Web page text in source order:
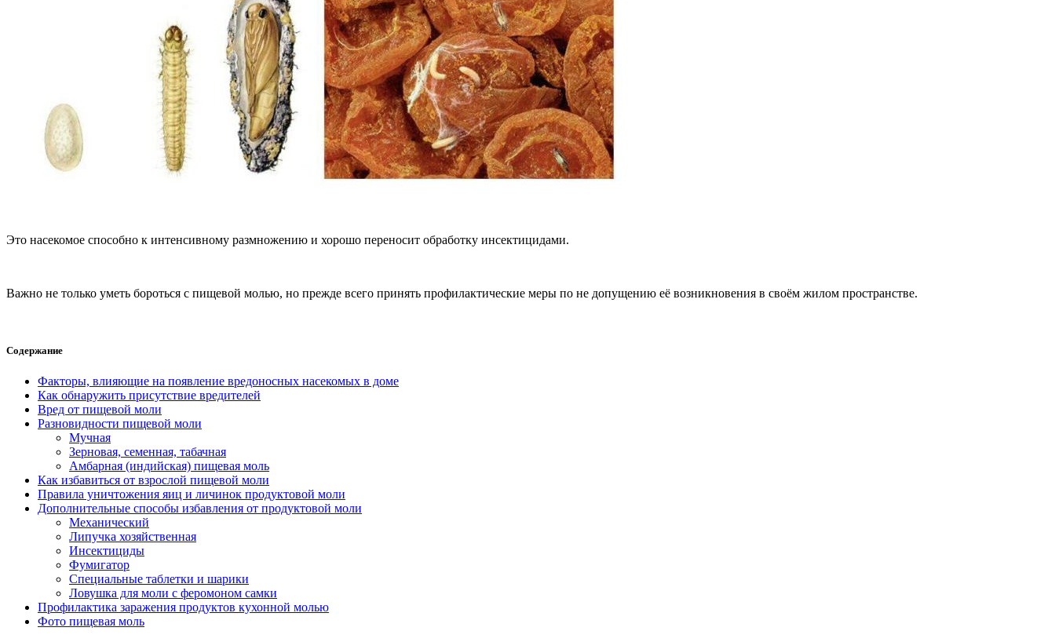
Это насекомое способно к интенсивному размножению и хорошо переносит обработку инсектицидами.
Важно не только уметь бороться с пищевой молью, но прежде всего принять профилактические меры по не допущению её возникновения в своём жилом пространстве.
Содержание
Факторы, влияющие на появление вредоносных насекомых в доме
Как обнаружить присутствие вредителей
Вред от пищевой моли
Разновидности пищевой моли
Мучная
Зерновая, семенная, табачная
Амбарная (индийская) пищевая моль
Как избавиться от взрослой пищевой моли
Правила уничтожения яиц и личинок продуктовой моли
Дополнительные способы избавления от продуктовой моли
Механический
Липучка хозяйственная
Инсектициды
Фумигатор
Специальные таблетки и шарики
Ловушка для моли с феромоном самки
Профилактика заражения продуктов кухонной молью
Фото пищевая моль